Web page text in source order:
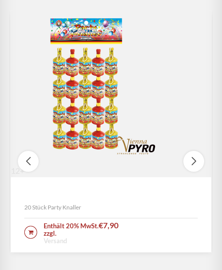
12+
20 Stück Party Knaller
€7,90
Enthält 20% MwSt.
zzgl.
Versand
IN DEN WARENKORB